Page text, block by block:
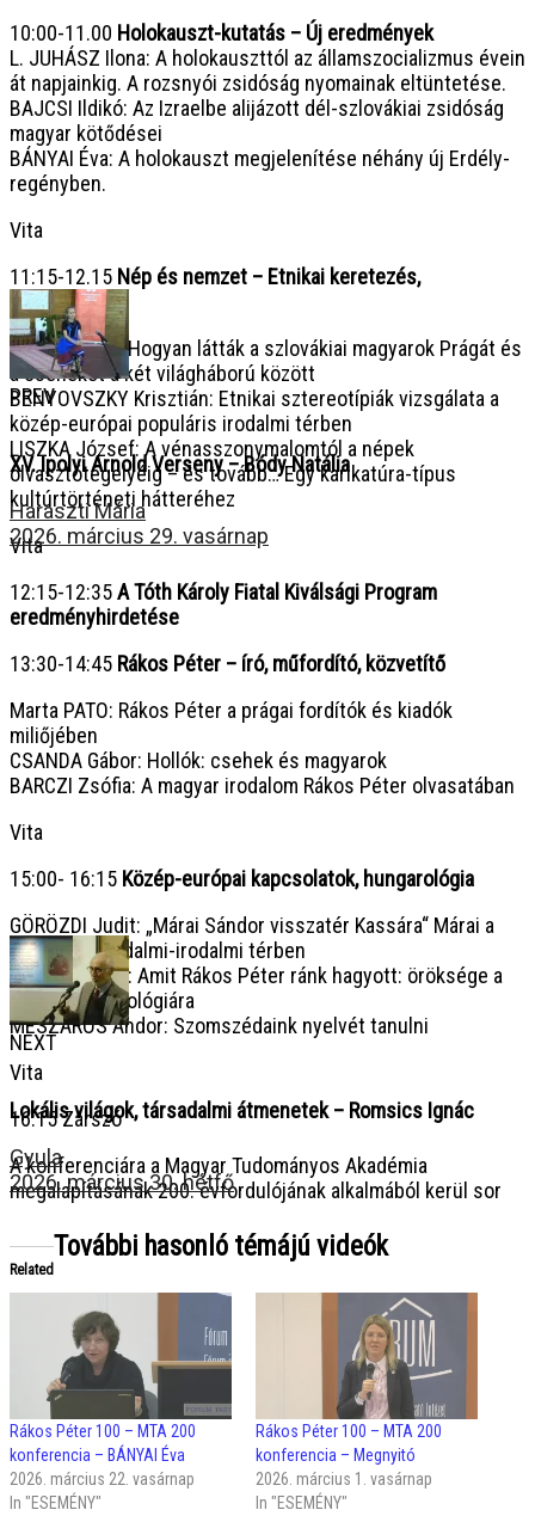
10:00-11.00 Holokauszt-kutatás – Új eredmények
L. JUHÁSZ Ilona: A holokauszttól az államszocializmus évein
át napjainkig. A rozsnyói zsidóság nyomainak eltüntetése.
BAJCSI Ildikó: Az Izraelbe alijázott dél-szlovákiai zsidóság
magyar kötődései
BÁNYAI Éva: A holokauszt megjelenítése néhány új Erdély-
regényben.
Vita
11:15-12.15 Nép és nemzet – Etnikai keretezés,
sztereotípiák
SIMON Attila: Hogyan látták a szlovákiai magyarok Prágát és
a cseheket a két világháború között
BENYOVSZKY Krisztián: Etnikai sztereotípiák vizsgálata a
közép-európai populáris irodalmi térben
LISZKA József: A vénasszonymalomtól a népek
olvasztótégelyéig – és tovább… Egy karikatúra-típus
kultúrtörténeti hátteréhez
Vita
12:15-12:35A Tóth Károly Fiatal Kiválsági Program
eredményhirdetése
13:30-14:45 Rákos Péter – író, műfordító, közvetítő
Marta PATO: Rákos Péter a prágai fordítók és kiadók
miliőjében
CSANDA Gábor: Hollók: csehek és magyarok
BARCZI Zsófia: A magyar irodalom Rákos Péter olvasatában
Vita
15:00- 16:15 Közép-európai kapcsolatok, hungarológia
GÖRÖZDI Judit: „Márai Sándor visszatér Kassára“ Márai a
szlovák társadalmi-irodalmi térben
JIŔÍ JANUŠKA: Amit Rákos Péter ránk hagyott: öröksége a
prágai hungarológiára
MÉSZÁROS Andor: Szomszédaink nyelvét tanulni
Vita
16:15 Zárszó
A konferenciára a Magyar Tudományos Akadémia
megalapításának 200. évfordulójának alkalmából kerül sor
Related
Rákos Péter 100 – MTA 200
konferencia – BÁNYAI Éva
2026. március 22. vasárnap
In "ESEMÉNY"
Rákos Péter 100 – MTA 200
konferencia – Megnyitó
2026. március 1. vasárnap
In "ESEMÉNY"
PREV
XV. Ipolyi Arnold Verseny – Bódy Natália
Haraszti Mária
2026. március 29. vasárnap
NEXT
Lokális világok, társadalmi átmenetek – Romsics Ignác
Gyula
2026. március 30. hétfő
További hasonló témájú videók